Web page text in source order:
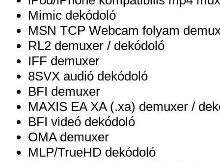
Mimic dekódoló
MSN TCP Webcam folyam
RL2 demuxer / dekódoló
IFF demuxer
8SVX audió dekódoló
BFI demuxer
MAXIS EA XA (.xa) demuxer /
BFI videó dekódoló
OMA demuxer
MLP/TrueHD dekódoló